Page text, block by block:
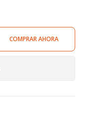
COMPRAR AHORA